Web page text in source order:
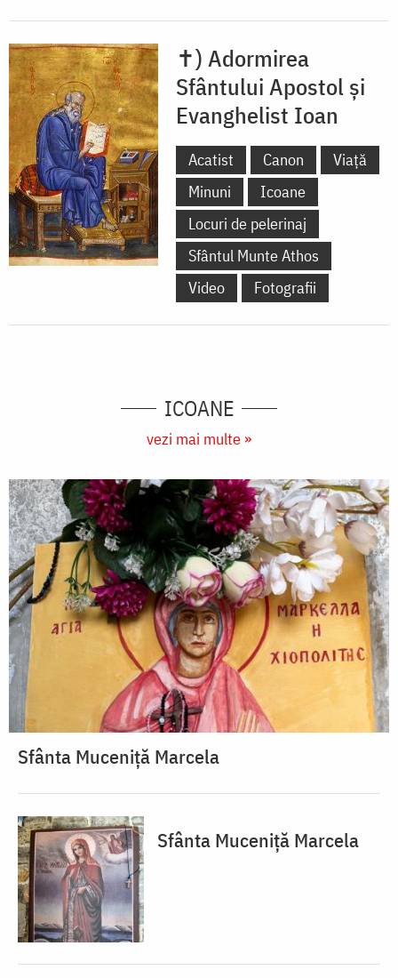
✝) Adormirea
Sfântului Apostol și
Evanghelist Ioan
Acatist Canon
Viață
Minuni
Icoane
Locuri de pelerinaj
Sfântul Munte Athos
Video
Fotografii
ICOANE
vezi mai multe »
Sfânta Muceniță Marcela
Sfânta Muceniță Marcela